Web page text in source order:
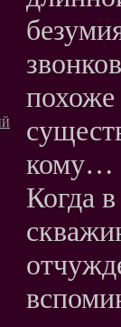
похоже
кому…
Когда